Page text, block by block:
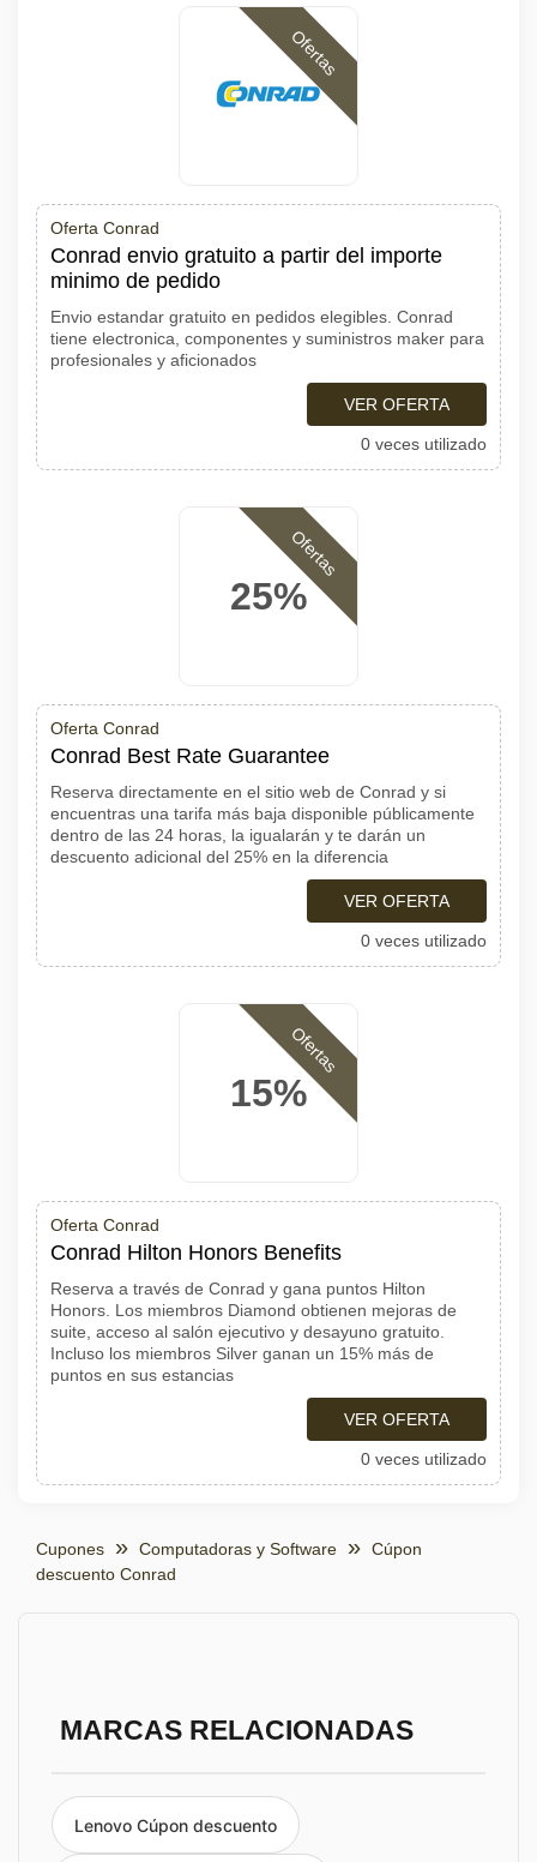
Ofertas
Oferta Conrad
Conrad envio gratuito a partir del importe
minimo de pedido
Envio estandar gratuito en pedidos elegibles. Conrad
tiene electronica, componentes y suministros maker para
profesionales y aficionados
VER OFERTA
0 veces utilizado
25%
Ofertas
Oferta Conrad
Conrad Best Rate Guarantee
Reserva directamente en el sitio web de Conrad y si
encuentras una tarifa más baja disponible públicamente
dentro de las 24 horas, la igualarán y te darán un
descuento adicional del 25% en la diferencia
VER OFERTA
0 veces utilizado
15%
Ofertas
Oferta Conrad
Conrad Hilton Honors Benefits
Reserva a través de Conrad y gana puntos Hilton
Honors. Los miembros Diamond obtienen mejoras de
suite, acceso al salón ejecutivo y desayuno gratuito.
Incluso los miembros Silver ganan un 15% más de
puntos en sus estancias
VER OFERTA
0 veces utilizado
Cupones Computadoras y Software
Cúpon
descuento Conrad
MARCAS RELACIONADAS
Lenovo Cúpon descuento